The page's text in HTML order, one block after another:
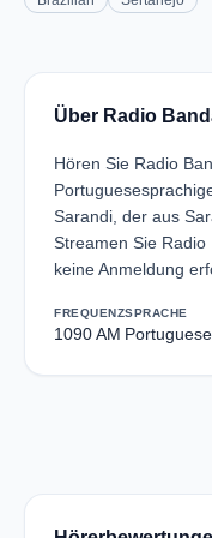
Über Radio
Hören Sie Radio
Sarandi, der aus
Streamen Sie
keine Anmeldung
FREQUENZ
1090 AM
SPRACHE
Portuguese